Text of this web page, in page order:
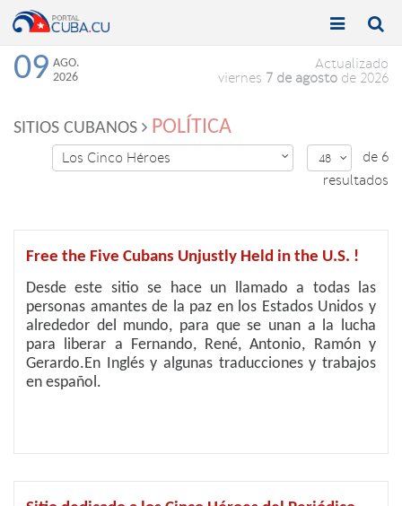
Toggle

Toggle

09 AGO.
2026
Actualizado
viernes 7 de agosto de 2026
SITIOS CUBANOS POLÍTICA
Los Cinco Héroes  48 
de 6
resultados
Free the Five Cubans Unjustly Held in the U.S. !
Desde este sitio se hace un llamado a todas las
personas amantes de la paz en los Estados Unidos y
alrededor del mundo, para que se unan a la lucha
para liberar a Fernando, René, Antonio, Ramón y
Gerardo.En Inglés y algunas traducciones y trabajos
en español.